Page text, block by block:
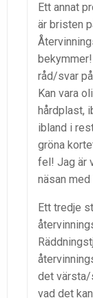
Ett annat
är bristen
råd/svar
Kan vara
hårdplast,
ibland i
gröna
fel! Jag är
näsan
Ett tredje
det värsta/
vad det